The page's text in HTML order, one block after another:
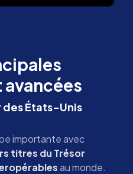
des États-Unis
importante avec
titres du Trésor
au monde.